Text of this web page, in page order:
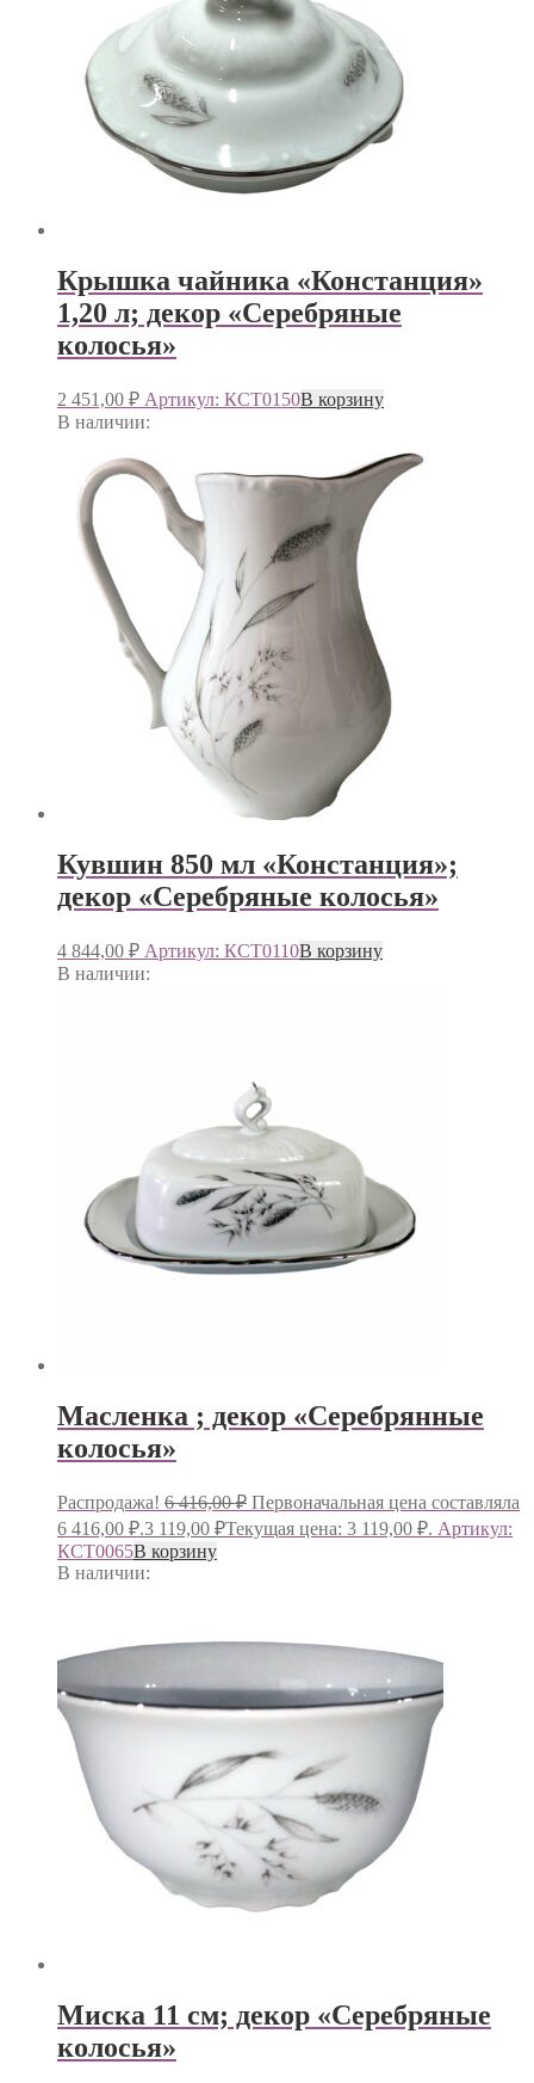
Крышка чайника «Констанция»
1,20 л; декор «Серебряные
колосья»
2 451,00 ₽ Артикул: КСТ0150В корзину
В наличии:
Кувшин 850 мл «Констанция»;
декор «Серебряные колосья»
4 844,00 ₽ Артикул: КСТ0110В корзину
В наличии:
Масленка ; декор «Серебрянные
колосья»
Распродажа! 6 416,00₽ Первоначальная цена составляла
6 416,00 ₽.3 119,00 ₽Текущая цена: 3 119,00 ₽. Артикул:
КСТ0065В корзину
В наличии:
Миска 11 см; декор «Серебряные
колосья»